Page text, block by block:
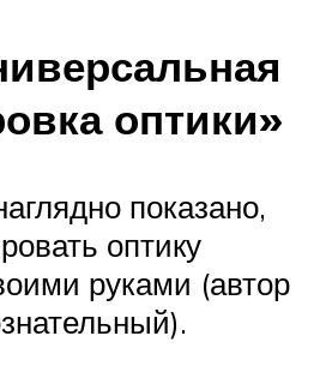
оптики»
показано,
оптику
руками (автор